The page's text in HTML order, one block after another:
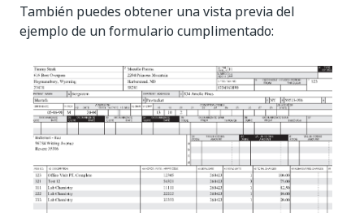
También puedes obtener una vista previa del
ejemplo de un formulario cumplimentado: